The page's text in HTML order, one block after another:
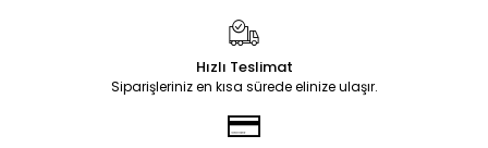
Hızlı Teslimat
Siparişleriniz en kısa sürede elinize ulaşır.